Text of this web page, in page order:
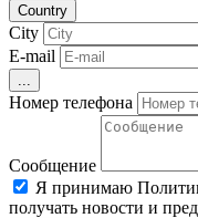
Country
City
E-mail
Номер телефона
Сообщение
Я принимаю
получать новости и